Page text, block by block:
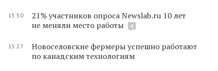
15:50
21% участников опроса Newslab.ru 10 лет
не меняли место работы
4
15:27
Новоселовские фермеры успешно работают
по канадским технологиям